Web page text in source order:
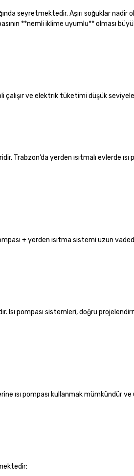
seyretmektedir. Aşırı soğuklar
**nemli iklime uyumlu** olması
çalışır ve elektrik tüketimi düşük
Trabzon’da yerden ısıtmalı evlerde ısı
+ yerden ısıtma sistemi uzun
Isı pompası sistemleri, doğru
ısı pompası kullanmak mümkündür